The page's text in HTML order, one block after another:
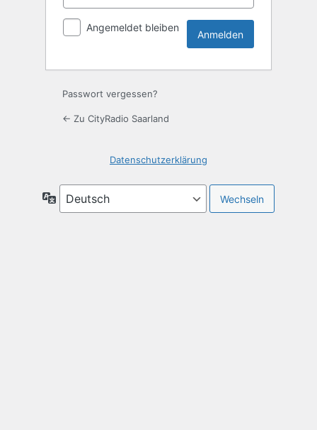
Angemeldet bleiben
Passwort vergessen?
← Zu CityRadio Saarland
Datenschutzerklärung
Sprache